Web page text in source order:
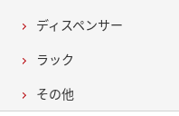
ディスペンサー
ラック
その他